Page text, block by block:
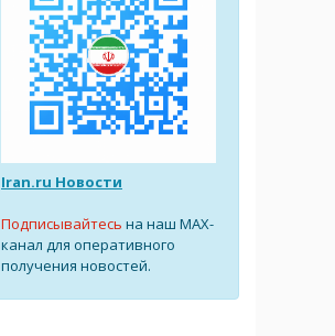
Iran.ru Новости
Подписывайтесь на наш MAX-
канал для оперативного
получения новостей.